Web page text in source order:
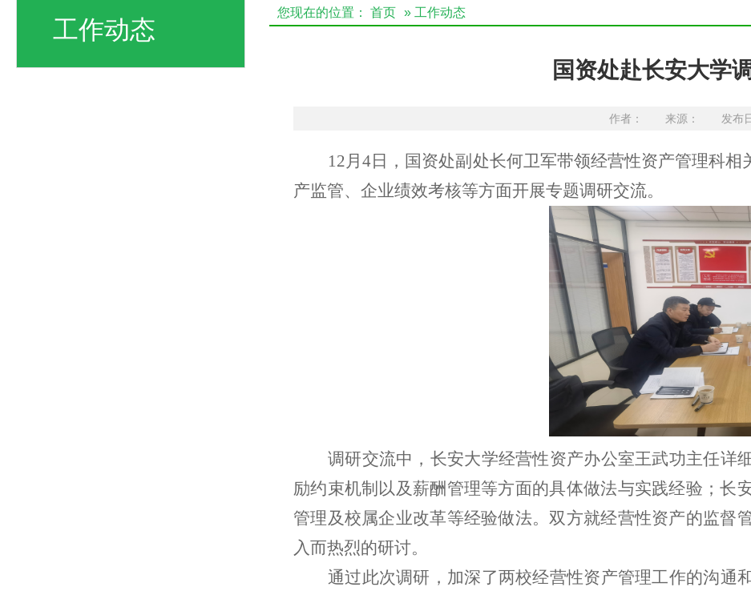
工作动态
您现在的位置： 首页 » 工作动态
国资处赴长安大学
作者： 来源： 发布日
12月4日，国资处副处长何卫军带领经营性资产管理科
产监管、企业绩效考核等方面开展专题调研交流。
调研交流中，长安大学经营性资产办公室王武功主任详
励约束机制以及薪酬管理等方面的具体做法与实践经验；
管理及校属企业改革等经验做法。双方就经营性资产的监
入而热烈的研讨。
通过此次调研，加深了两校经营性资产管理工作的沟通